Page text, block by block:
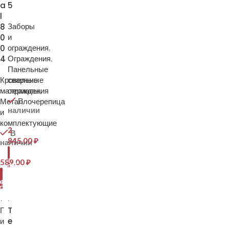
a
l
8
0
0
4
Кровельные
материалы,
Металлочерепица
и
комплектующие
В
наличии
589,00₽
5
Заборы
и
ограждения,
Ограждения,
Панельные
сварные
ограждения
В
наличии
2
845,00₽
КОРЗИНУ
Г
и
T
e